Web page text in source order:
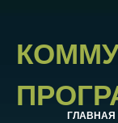
ГЛАВНАЯ